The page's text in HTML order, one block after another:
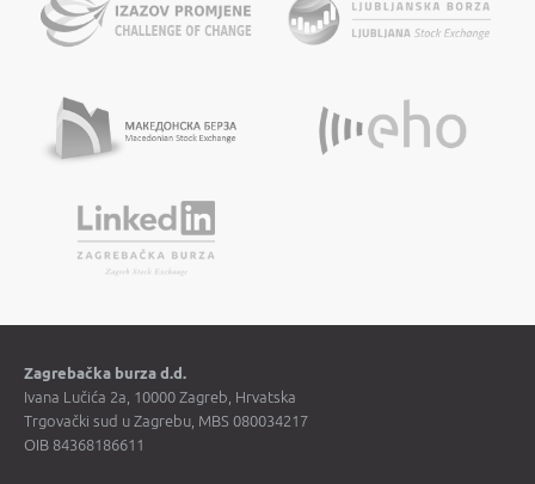
Zagrebačka burza d.d.
Ivana Lučića 2a, 10000 Zagreb, Hrvatska
Trgovački sud u Zagrebu, MBS 080034217
OIB 84368186611